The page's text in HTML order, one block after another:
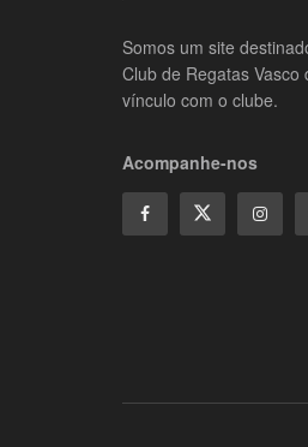
Somos um site
Club de Regatas
vínculo com o clube.
Acompanhe-nos